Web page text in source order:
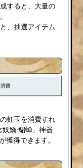
すると、大量の
、抽選アイテム
費
虹玉を消費すれ
嬌·貂蝉」神器
獲得できます。